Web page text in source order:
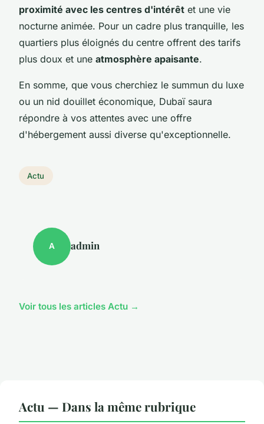
proximité avec les centres d'intérêt et une vie
nocturne animée. Pour un cadre plus tranquille, les
quartiers plus éloignés du centre offrent des tarifs
plus doux et une atmosphère apaisante.
En somme, que vous cherchiez le summun du luxe
ou un nid douillet économique, Dubaï saura
répondre à vos attentes avec une offre
d'hébergement aussi diverse qu'exceptionnelle.
Actu
A admin
Voir tous les articles Actu →
Actu — Dans la même rubrique